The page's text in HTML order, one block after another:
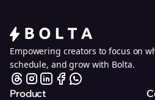
Empowering creators to focus on
schedule, and grow with Bolta.
Product